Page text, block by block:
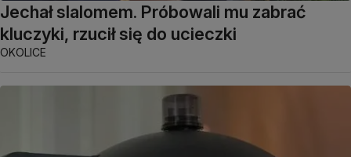
Jechał slalomem. Próbowali mu zabrać
kluczyki, rzucił się do ucieczki
OKOLICE